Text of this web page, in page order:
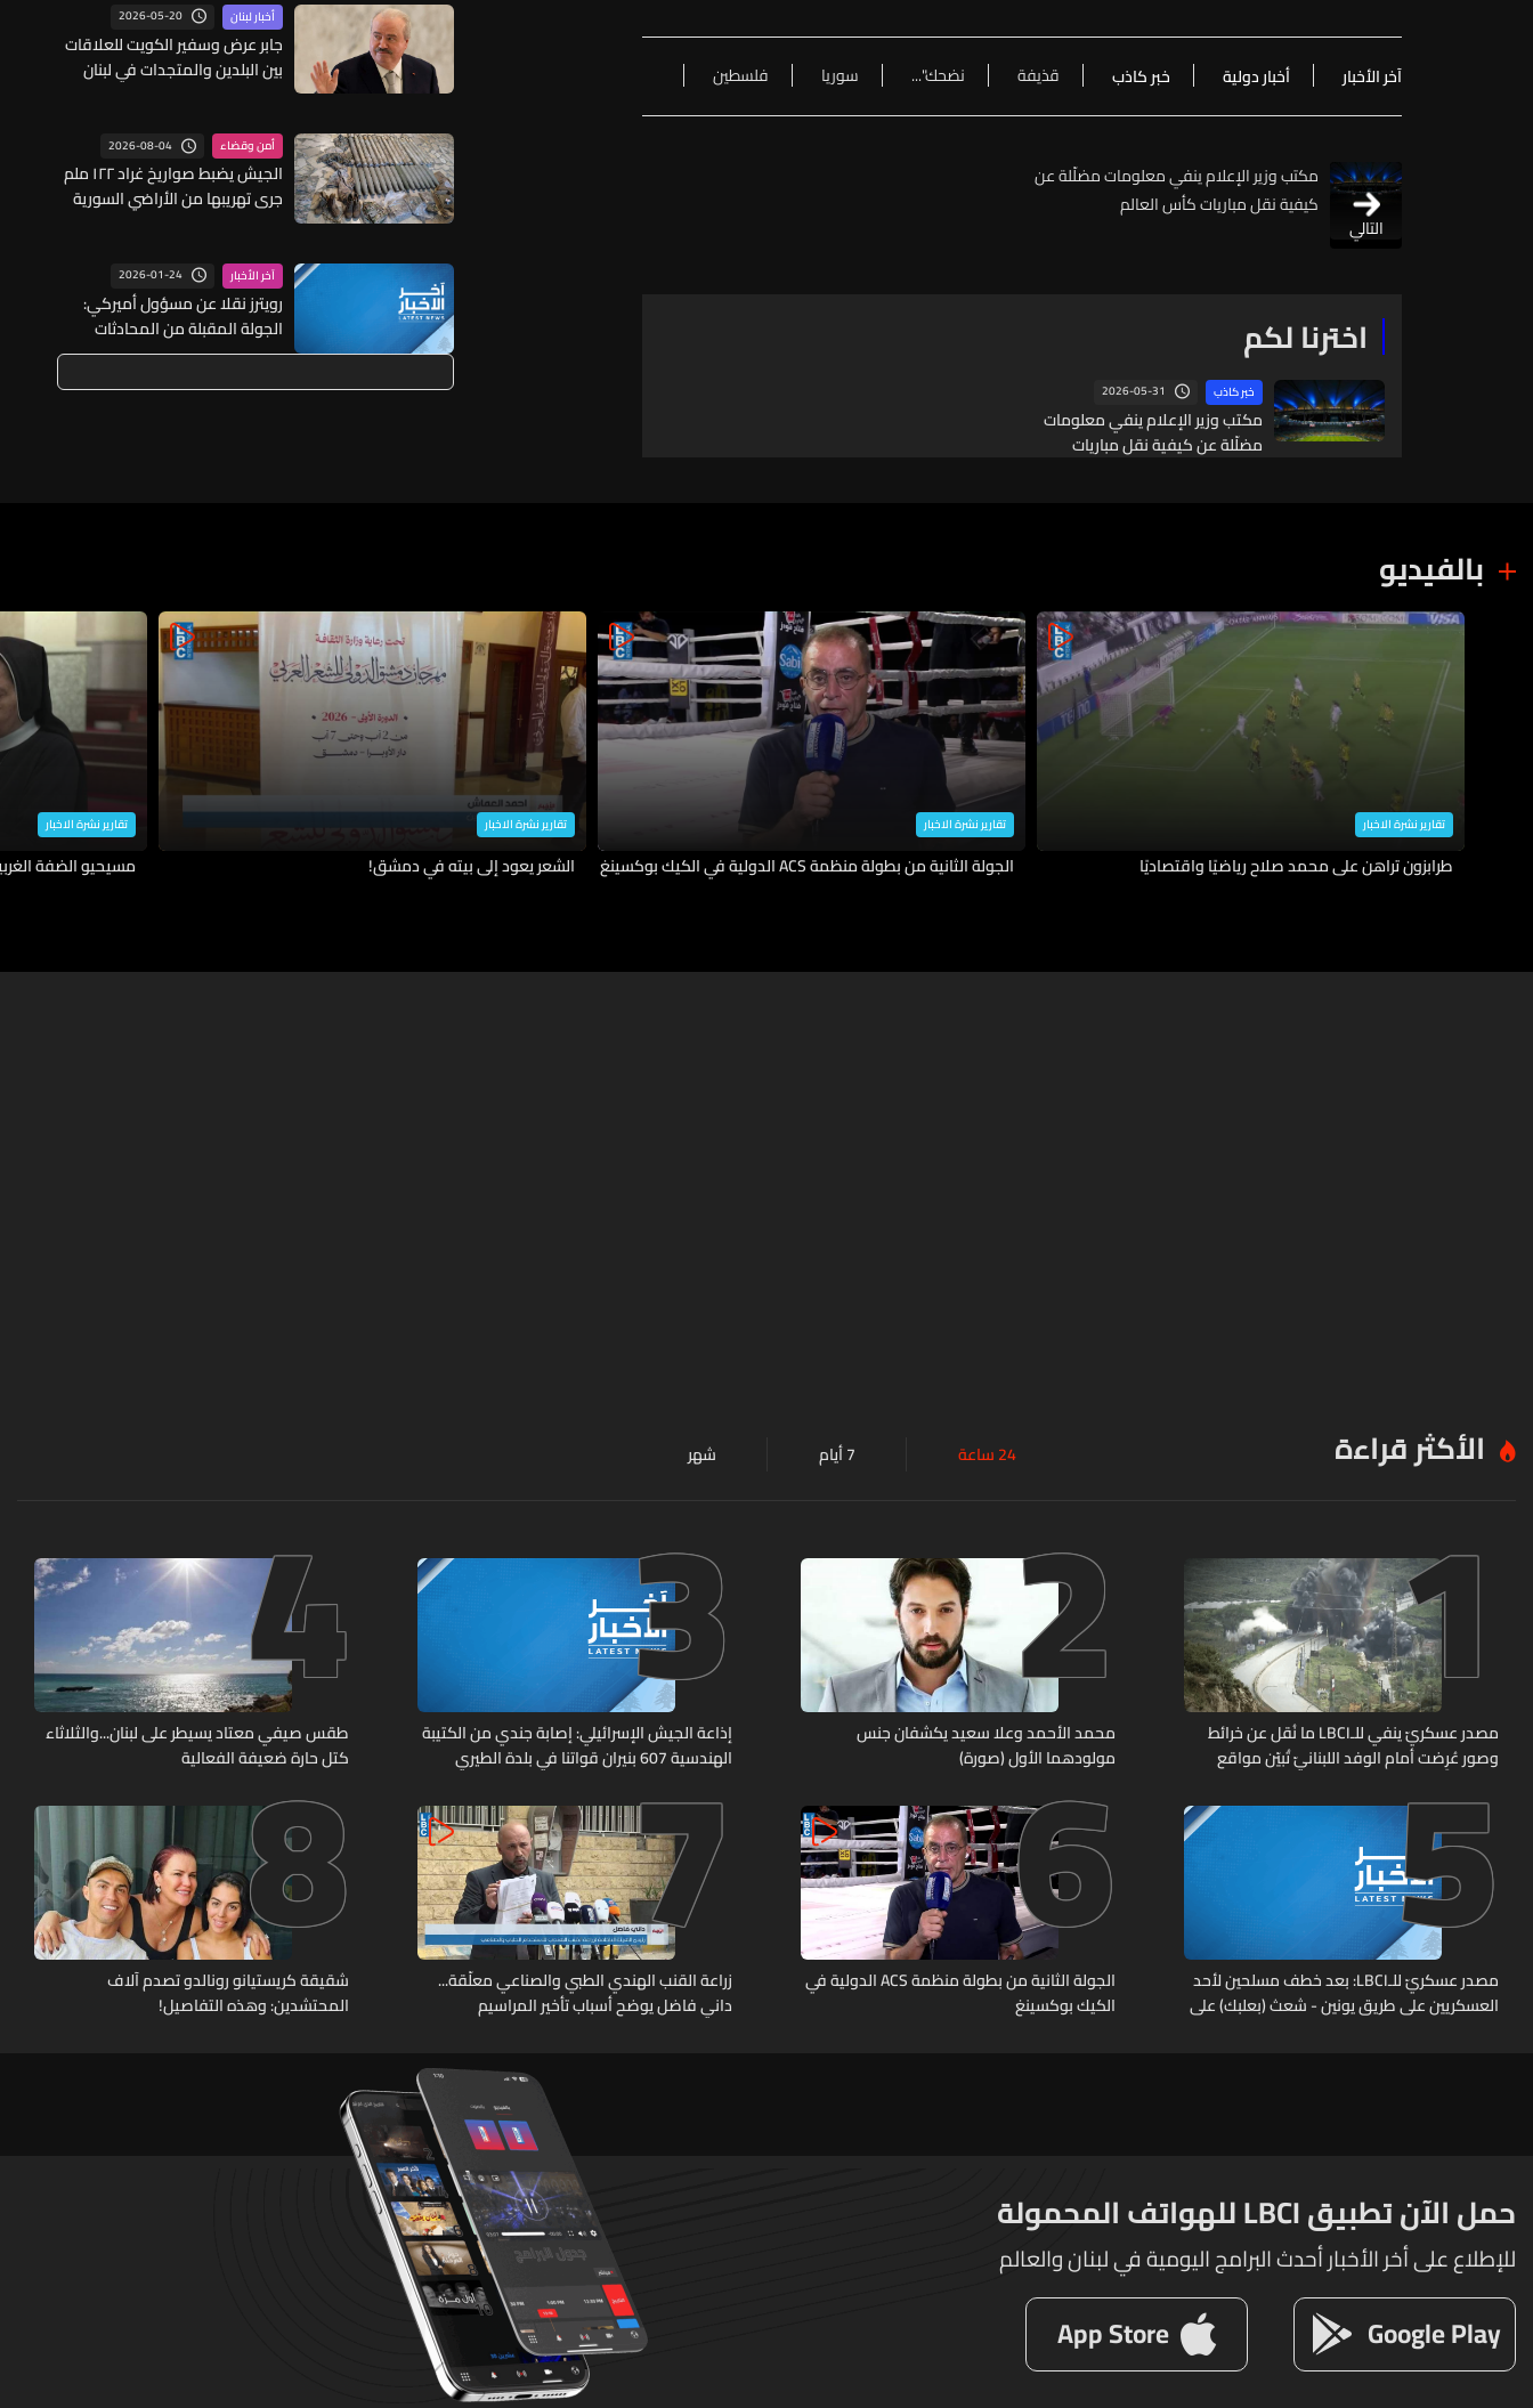
آخر الأخبار أخبار دولية خبر كاذب قذيفة نضحك"... سوريا فلسطين
التالي
مكتب وزير الإعلام ينفي معلومات مضلّلة عن
كيفية نقل مباريات كأس العالم
اخترنا لكم
خبر كاذب 2026-05-31
مكتب وزير الإعلام ينفي معلومات
مضلّلة عن كيفية نقل مباريات
أخبار لبنان 2026-05-20
جابر عرض وسفير الكويت للعلاقات
بين البلدين والمتجدات في لبنان
أمن وقضاء 2026-08-04
الجيش يضبط صواريخ غراد ١٢٢ ملم
جرى تهريبها من الأراضي السورية
آخر الأخبار 2026-01-24
رويترز نقلا عن مسؤول أميركي:
الجولة المقبلة من المحادثات
الروسية الأوكرانية ستبدأ غدا الأحد
بالفيديو
تقارير نشرة الاخبار
طرابزون تراهن على محمد صلاح رياضيًا واقتصاديًا
تقارير نشرة الاخبار
الجولة الثانية من بطولة منظمة ACS الدولية في الكيك بوكسينغ
تقارير نشرة الاخبار
الشعر يعود إلى بيته في دمشق!
تقارير نشرة الاخبار
مسيحيو الضفة
الأكثر قراءة 24 ساعة 7 أيام شهر 1
مصدر عسكريّ ينفي للـLBCI ما نُقل عن خرائط
وصور عُرِضت أمام الوفد اللبنانيّ تُبيّن مواقع
2
محمد الأحمد وعلا سعيد يكشفان جنس
مولودهما الأول (صورة)
3
إذاعة الجيش الإسرائيلي: إصابة جندي من الكتيبة
الهندسية 607 بنيران قواتنا في بلدة الطيري
4
طقس صيفي معتاد يسيطر على لبنان...والثلاثاء
كتل حارة ضعيفة الفعالية
5
مصدر عسكريّ للـLBCI: بعد خطف مسلحين لأحد
العسكريين على طريق يونين - شعث (بعلبك) على
6
الجولة الثانية من بطولة منظمة ACS الدولية في
الكيك بوكسينغ
7
زراعة القنب الهندي الطبي والصناعي معلّقة...
داني فاضل يوضح أسباب تأخير المراسيم
8
شقيقة كريستيانو رونالدو تصدم آلاف
المحتشدين: وهذه التفاصيل!
حمل الآن تطبيق LBCI للهواتف المحمولة
للإطلاع على أخر الأخبار أحدث البرامج اليومية في لبنان والعالم
Google Play
App Store